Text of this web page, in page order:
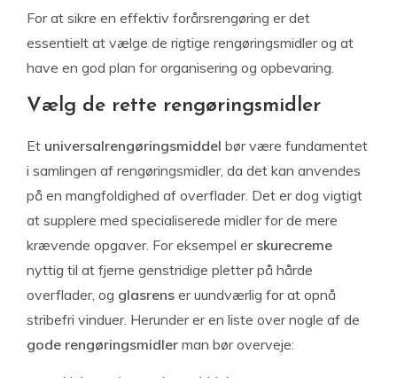
For at sikre en effektiv forårsrengøring er det
essentielt at vælge de rigtige rengøringsmidler og at
have en god plan for organisering og opbevaring.
Vælg de rette rengøringsmidler
Et universalrengøringsmiddel bør være fundamentet
i samlingen af rengøringsmidler, da det kan anvendes
på en mangfoldighed af overflader. Det er dog vigtigt
at supplere med specialiserede midler for de mere
krævende opgaver. For eksempel er skurecreme
nyttig til at fjerne genstridige pletter på hårde
overflader, og glasrens er uundværlig for at opnå
stribefri vinduer. Herunder er en liste over nogle af de
gode rengøringsmidler man bør overveje: